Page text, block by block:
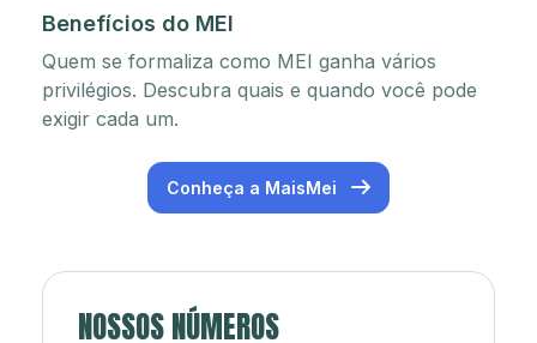
Benefícios do MEI
Quem se formaliza como MEI ganha vários
privilégios. Descubra quais e quando você pode
exigir cada um.
Conheça a MaisMei
NOSSOS NÚMEROS